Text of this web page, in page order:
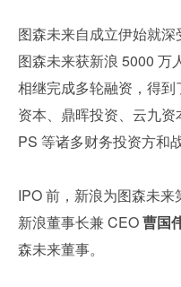
图森未来自成立伊始就深
图森未来获新浪 5000 万
相继完成多轮融资，得
资本、鼎晖投资、云九
PS 等诸多财务投资方和
IPO 前，新浪为图森未来
新浪董事长兼 CEO 曹国
森未来董事。